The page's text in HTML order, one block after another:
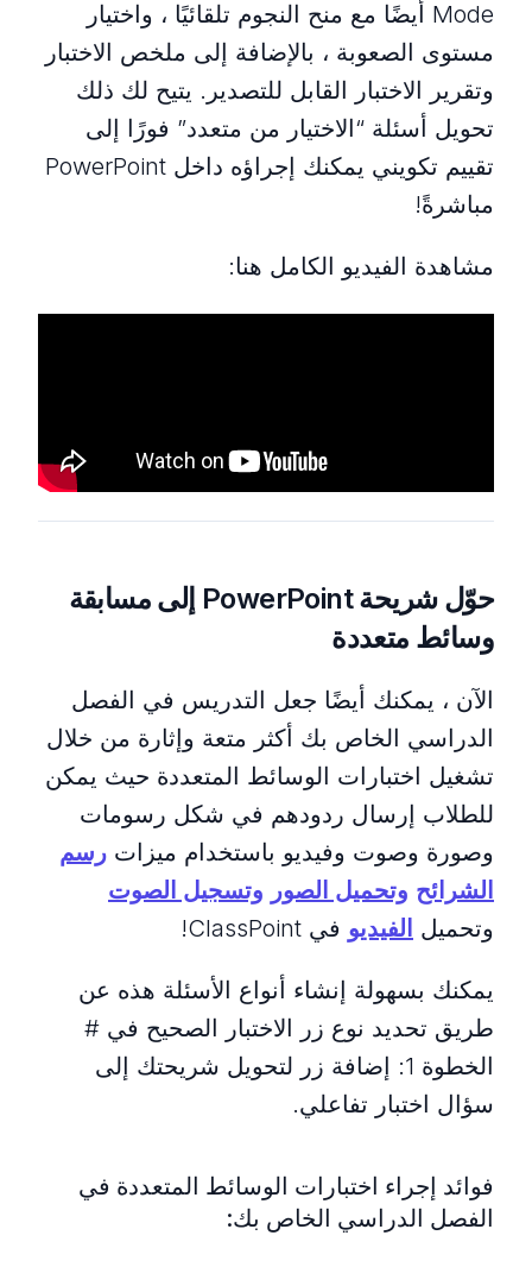
Mode أيضًا مع منح النجوم تلقائيًا ، واختيار
مستوى الصعوبة ، بالإضافة إلى ملخص الاختبار
وتقرير الاختبار القابل للتصدير. يتيح لك ذلك
تحويل أسئلة “الاختيار من متعدد” فورًا إلى
تقييم تكويني يمكنك إجراؤه داخل PowerPoint
مباشرةً!
مشاهدة الفيديو الكامل هنا:
حوّل شريحة PowerPoint إلى مسابقة
وسائط متعددة
الآن ، يمكنك أيضًا جعل التدريس في الفصل
الدراسي الخاص بك أكثر متعة وإثارة من خلال
تشغيل اختبارات الوسائط المتعددة حيث يمكن
للطلاب إرسال ردودهم في شكل رسومات
وصورة وصوت وفيديو باستخدام ميزات رسم
الشرائح وتحميل الصور وتسجيل الصوت
وتحميل الفيديو في ClassPoint!
يمكنك بسهولة إنشاء أنواع الأسئلة هذه عن
طريق تحديد نوع زر الاختبار الصحيح في #
الخطوة 1: إضافة زر لتحويل شريحتك إلى
سؤال اختبار تفاعلي.
فوائد إجراء اختبارات الوسائط المتعددة في
الفصل الدراسي الخاص بك: